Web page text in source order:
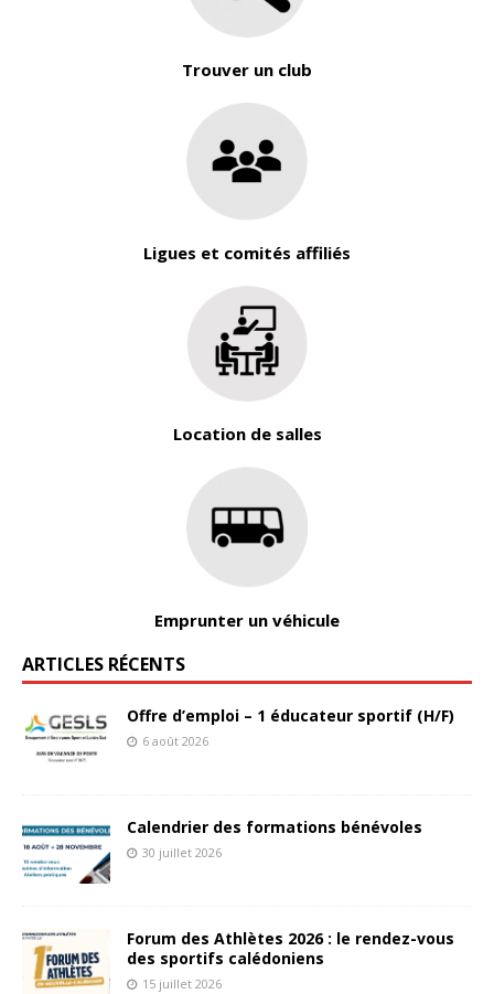
Trouver un club
Ligues et comités affiliés
Location de salles
Emprunter un véhicule
ARTICLES RÉCENTS
Offre d’emploi – 1 éducateur sportif (H/F)
6 août 2026
Calendrier des formations bénévoles
30 juillet 2026
Forum des Athlètes 2026 : le rendez-vous
des sportifs calédoniens
15 juillet 2026